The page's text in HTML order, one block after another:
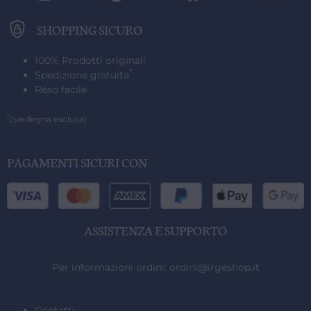
SHOPPING SICURO
100% Prodotti originali
Spedizione gratuita*
Reso facile
*(Sardegna esclusa)
PAGAMENTI SICURI CON
ASSISTENZA E SUPPORTO
Per informazioni ordini: ordini@irgeshop.it